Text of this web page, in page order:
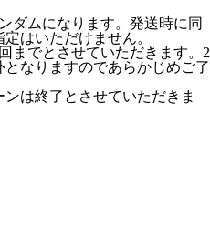
ダムになります。発送時に同
はいただけません。
までとさせていただきます。2
なりますのであらかじめご了
は終了とさせていただきま